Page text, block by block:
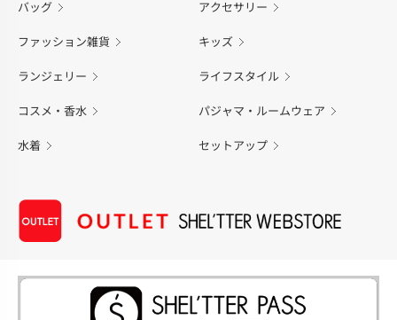
バッグ アクセサリー
ファッション雑貨 キッズ
ランジェリー ライフスタイル
コスメ・香水 パジャマ・ルームウェア
水着 セットアップ